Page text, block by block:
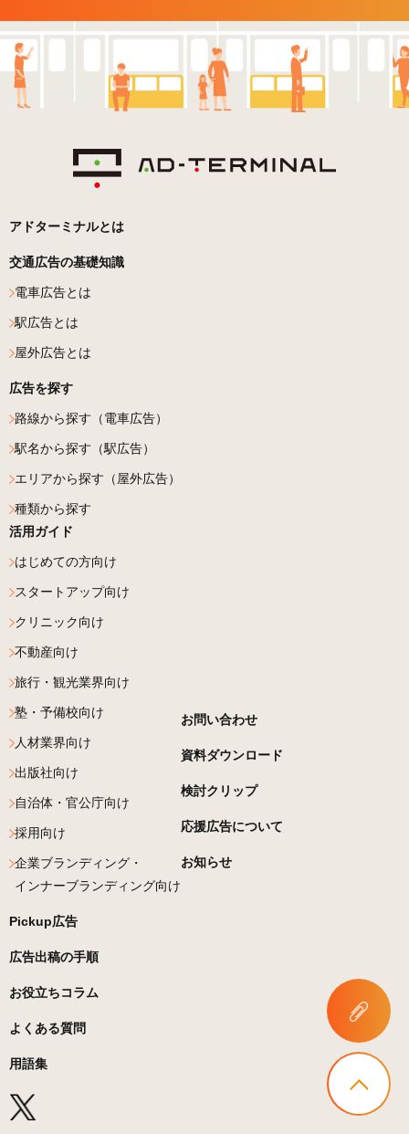
アドターミナルとは
交通広告の基礎知識
電車広告とは
駅広告とは
屋外広告とは
広告を探す
路線から探す（電車広告）
駅名から探す（駅広告）
エリアから探す（屋外広告）
種類から探す
活用ガイド
はじめての方向け
スタートアップ向け
クリニック向け
不動産向け
旅行・観光業界向け
塾・予備校向け
人材業界向け
出版社向け
自治体・官公庁向け
採用向け
企業ブランディング・
インナーブランディング向け
Pickup広告
広告出稿の手順
お役立ちコラム
よくある質問
用語集
お問い合わせ
資料ダウンロード
検討クリップ
応援広告について
お知らせ